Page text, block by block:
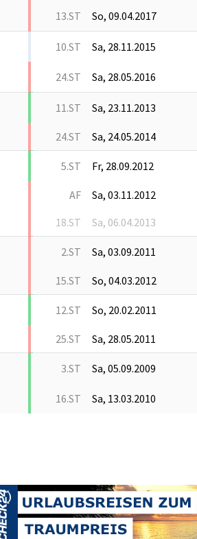
13.ST So, 09.04.2017
10.ST Sa, 28.11.2015
24.ST Sa, 28.05.2016
11.ST Sa, 23.11.2013
24.ST Sa, 24.05.2014
5.ST Fr, 28.09.2012
AF Sa, 03.11.2012
18.ST
Sa, 06.04.2013
2.ST Sa, 03.09.2011
15.ST So, 04.03.2012
12.ST So, 20.02.2011
25.ST Sa, 28.05.2011
3.ST Sa, 05.09.2009
16.ST Sa, 13.03.2010